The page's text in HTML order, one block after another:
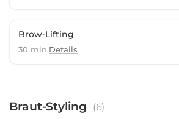
Brow-Lifting
30 min.Details
Braut-Styling (6)